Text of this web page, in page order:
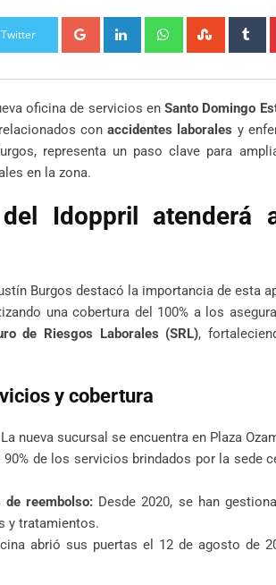
Twitter Google+ LinkedIn Whatsapp
oficina de servicios enSanto Domingo
conaccidentes laborales y
representa un paso clave para
en la zona.
Idoppril atenderá
Burgos destacó la importancia de esta
una cobertura del 100% a los
de Riesgos Laborales (SRL),
y cobertura
La nueva sucursal se encuentra en Plaza
de los servicios brindados por la sede
de reembolso: Desde 2020, se han
y tratamientos.
abrió sus puertas el 12 de agosto de